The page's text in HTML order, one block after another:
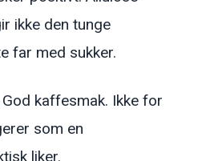
ikke den tunge
far med sukker.
God kaffesmak. Ikke for
som en
liker.